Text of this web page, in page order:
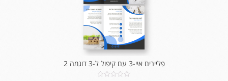
פליירים איי-3 עם קיפול ל-3 דוגמה 2